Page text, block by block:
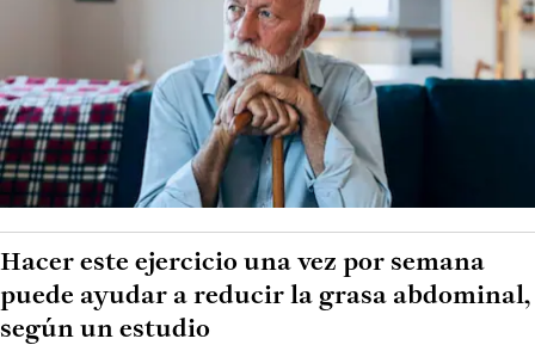
Hacer este ejercicio una vez por semana
puede ayudar a reducir la grasa abdominal,
según un estudio